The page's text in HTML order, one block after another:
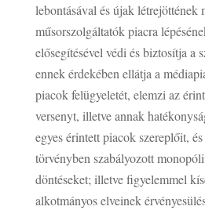
lebontásával és újak létrejöttének
műsorszolgáltatók piacra
elősegítésével védi és biztosítja a
ennek érdekében ellátja a
piacok felügyeletét, elemzi az
versenyt, illetve annak
egyes érintett piacok szereplőit,
törvényben szabályozott
döntéseket; illetve figyelemmel
alkotmányos elveinek